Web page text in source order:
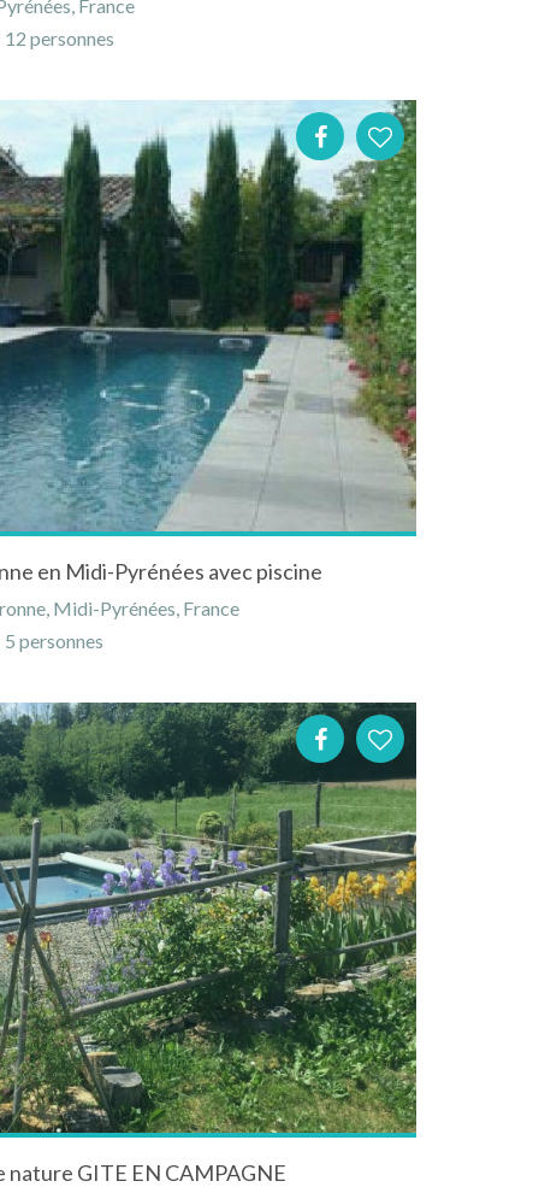
France
personnes
en Midi-Pyrénées avec piscine
Midi-Pyrénées, France
personnes
nature GITE EN CAMPAGNE